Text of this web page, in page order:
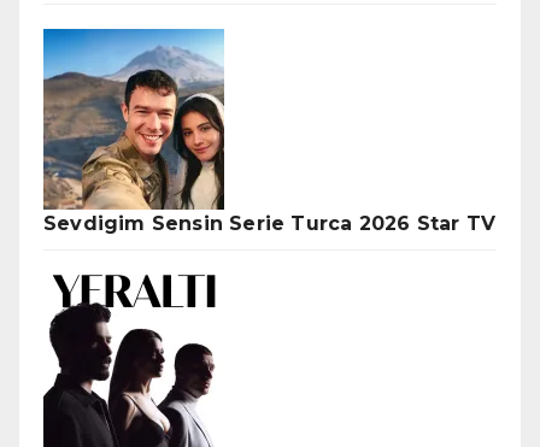
Sevdigim Sensin Serie Turca 2026 Star TV